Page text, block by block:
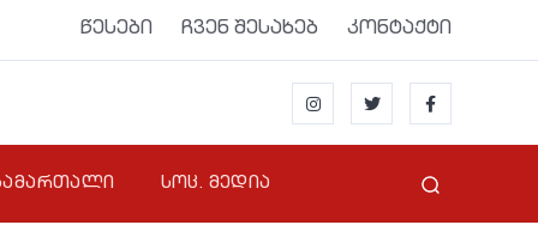
წესები ჩვენ შესახებ კონტაქტი
სოც. მედია